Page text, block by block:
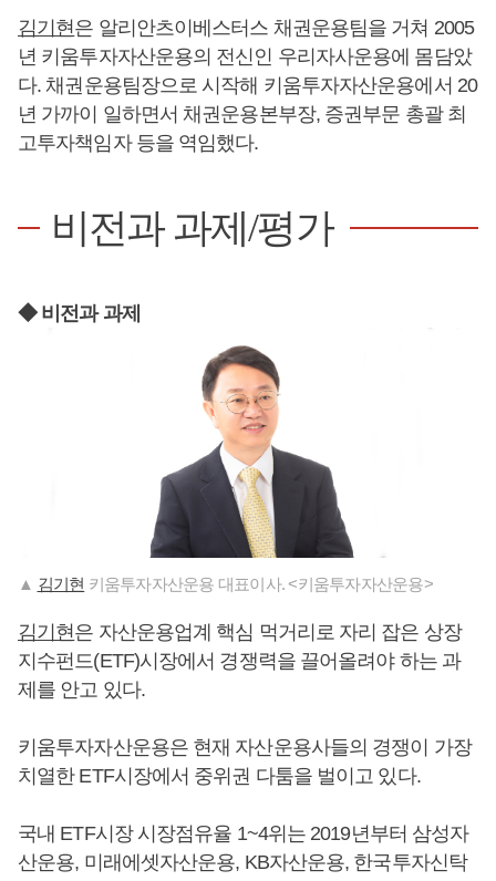
김기현은 알리안츠이베스터스 채권운용팀을 거쳐 2005
년 키움투자자산운용의 전신인 우리자사운용에 몸담았
다. 채권운용팀장으로 시작해 키움투자자산운용에서 20
년 가까이 일하면서 채권운용본부장, 증권부문 총괄 최
고투자책임자 등을 역임했다.
비전과 과제/평가
◆ 비전과 과제
▲ 김기현 키움투자자산운용 대표이사. <키움투자자산운용>
김기현은 자산운용업계 핵심 먹거리로 자리 잡은 상장
지수펀드(ETF)시장에서 경쟁력을 끌어올려야 하는 과
제를 안고 있다.
키움투자자산운용은 현재 자산운용사들의 경쟁이 가장
치열한 ETF시장에서 중위권 다툼을 벌이고 있다.
국내 ETF시장 시장점유율 1~4위는 2019년부터 삼성자
산운용, 미래에셋자산운용, KB자산운용, 한국투자신탁